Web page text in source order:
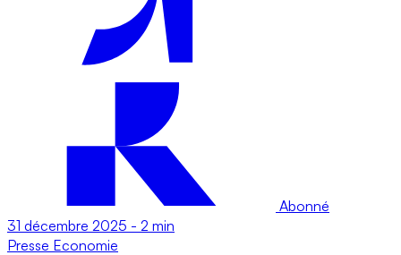
Abonné
31 décembre 2025 - 2 min
Presse Economie